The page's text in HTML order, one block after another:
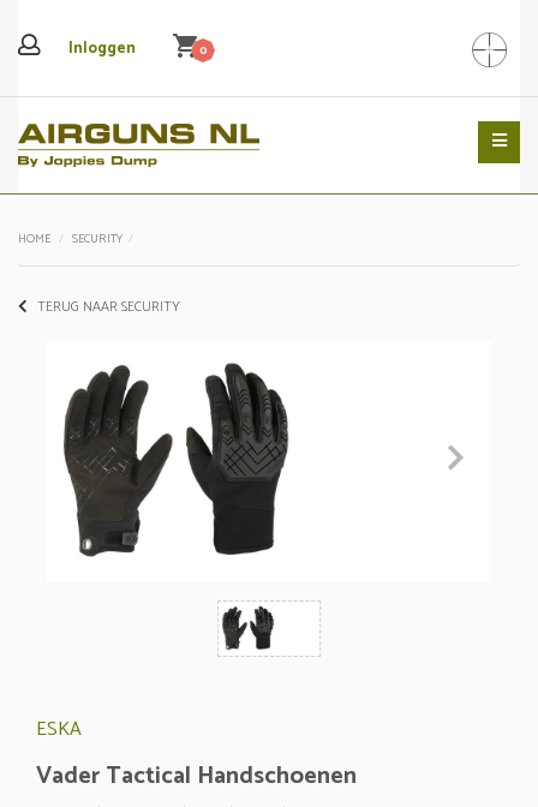
Inloggen shopping_cart0 Search
HOME SECURITY
TERUG NAAR SECURITY
ESKA
Vader Tactical Handschoenen